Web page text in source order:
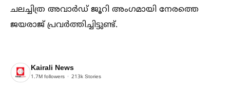
ചലച്ചിത്ര അവാര്‍ഡ് ജൂറി അംഗമായി നേരത്തെ
ജയരാജ് പ്രവര്‍ത്തിച്ചിട്ടുണ്ട്.
Kairali News
1.7M followers 213k Stories